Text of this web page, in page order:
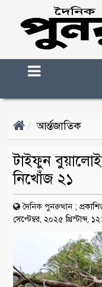
আর্ন্তজাতিক
টাইফুন
নিখোঁজ ২১
দৈনিক পুনরুত্থান ;
সেপ্টেম্বর, ২০২৫ খ্রিস্টাব্দ,